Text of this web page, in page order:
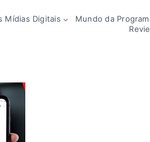
Mídias Digitais Mundo da